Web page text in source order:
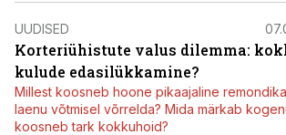
UUDISED
Korteriühistute valus dilemma:
kulude edasilükkamine?
Millest koosneb hoone pikaajaline
laenu võtmisel võrrelda? Mida märkab
koosneb tark kokkuhoid?